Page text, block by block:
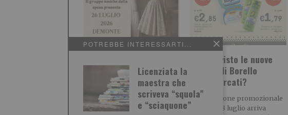
POTREBBE INTERESSARTI...
Licenziata la
maestra che
scriveva “squola”
e “sciaquone”
Demonte torna a vestirsi
di storia: gli abiti
d’epoca sfilano nel
cuore della Valle Stura
Hai già visto le nuove
offerte di Borello
Supermercati?
Informazione promozionale
Dal 13 al 28 luglio arriva